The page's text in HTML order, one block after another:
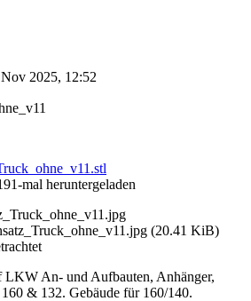
2025, 12:52
mal heruntergeladen
(20.41 KiB)
LKW An- und Aufbauten, Anhänger,
& 132. Gebäude für 160/140.